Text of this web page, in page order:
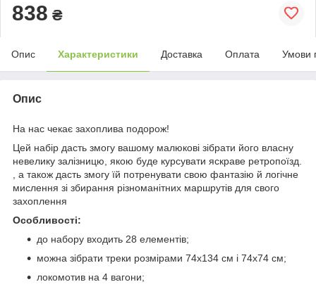
838 ₴
Опис Характеристики Доставка Оплата Умови
Опис
На нас чекає захоплива подорож!
Цей набір дасть змогу вашому малюкові зібрати його власну
невелику залізницю, якою буде курсувати яскраве ретропоїзд.
, а також дасть змогу їй потренувати свою фантазію й логічне
мислення зі збирання різноманітних маршрутів для свого
захоплення
Особливості:
до набору входить 28 елементів;
можна зібрати треки розмірами 74х134 см і 74х74 см;
локомотив на 4 вагони;